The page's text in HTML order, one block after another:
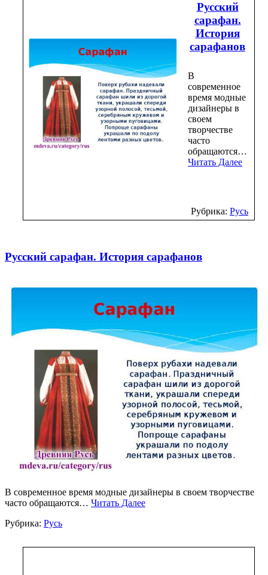
Русский
сарафан.
История
сарафанов
В
современное
время модные
дизайнеры в
своем
творчестве
часто
обращаются…
Читать Далее
Рубрика: Русь
Русский сарафан. История сарафанов
В современное время модные дизайнеры в своем творчестве
часто обращаются… Читать Далее
Рубрика: Русь